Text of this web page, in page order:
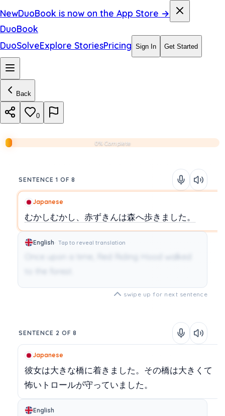
NewDuoBook is now on the App Store →
DuoBook
DuoSolveExplore StoriesPricing Sign In Get Started
Back
0
0% Complete
SENTENCE 1 OF 8
Japanese
むかしむかし、赤ずきんは森へ歩きました。
English Tap to reveal translation
swipe up for next sentence
SENTENCE 2 OF 8
Japanese
彼女は大きな橋に着きました。その橋は大きくて
怖いトロールが守っていました。
English